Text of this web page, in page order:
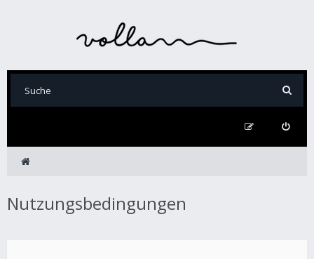
Nutzungsbedingungen